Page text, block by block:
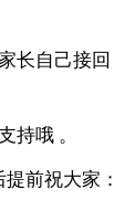
长自己接回
持哦 。
前祝大家：